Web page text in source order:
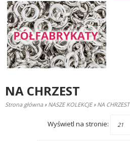
NA CHRZEST
Strona główna › NASZE KOLEKCJE › NA CHRZEST
Wyświetl na stronie: